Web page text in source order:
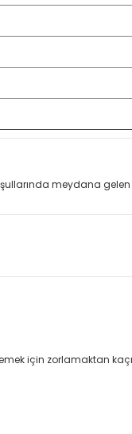
meydana
için zorlamaktan